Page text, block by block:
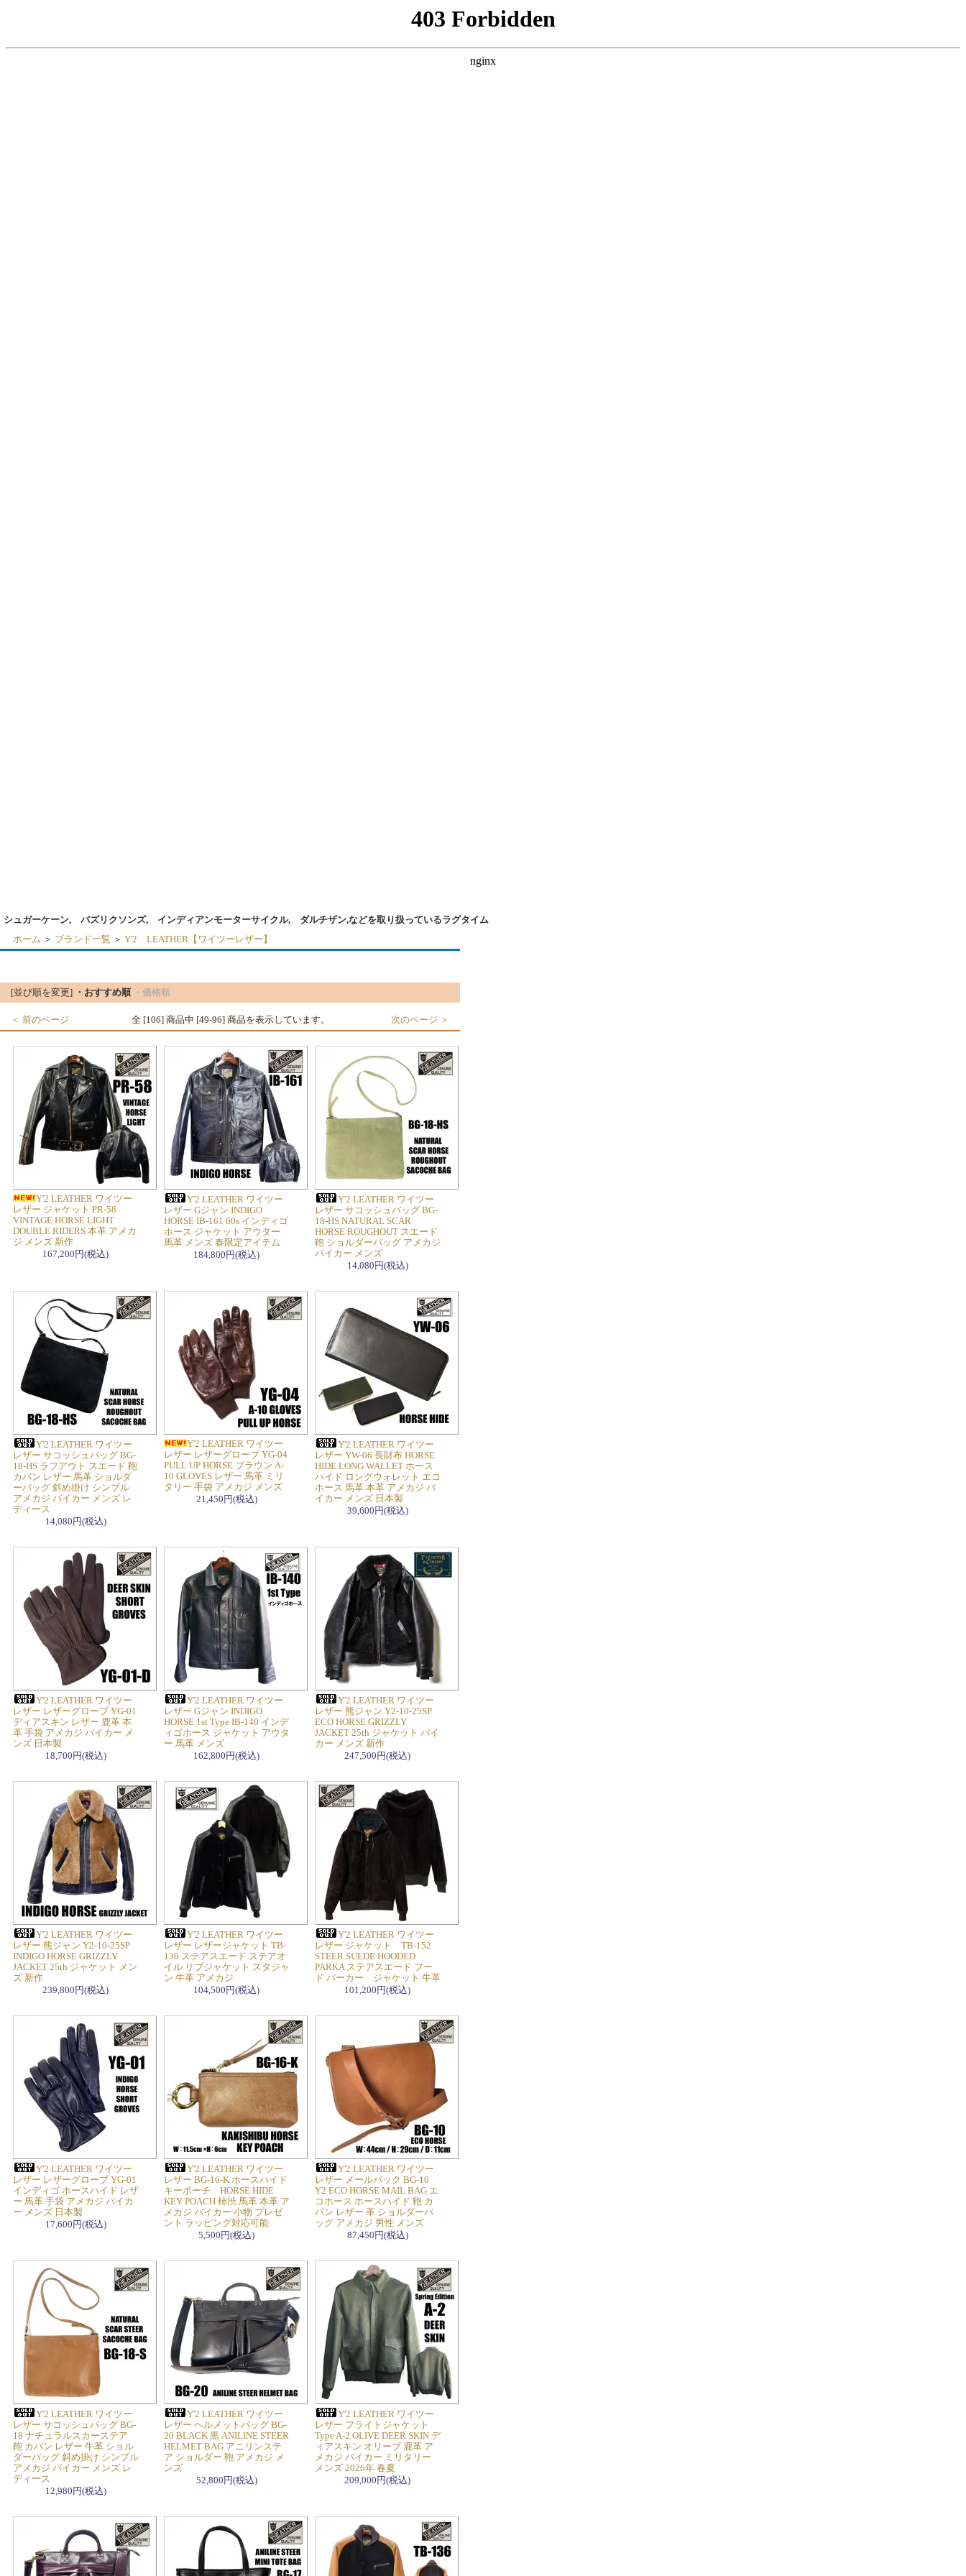
シュガーケーン, バズリクソンズ, インディアンモーターサイクル, ダルチザン,などを取り扱っているラグタイム
ホーム ＞ ブランド一覧 ＞ Y'2 LEATHER【ワイツーレザー】
[並び順を変更] ・おすすめ順 ・価格順
＜ 前のページ 全 [106] 商品中 [49-96] 商品を表示しています。 次のページ ＞
Y'2 LEATHER ワイツー
レザー ジャケット PR-58
VINTAGE HORSE LIGHT
DOUBLE RIDERS 本革 アメカ
ジ メンズ 新作
167,200円(税込)
Y'2 LEATHER ワイツー
レザー Gジャン INDIGO
HORSE IB-161 60s インディゴ
ホース ジャケット アウター
馬革 メンズ 春限定アイテム
184,800円(税込)
Y'2 LEATHER ワイツー
レザー サコッシュバッグ BG-
18-HS NATURAL SCAR
HORSE ROUGHOUT スエード
鞄 ショルダーバッグ アメカジ
バイカー メンズ
14,080円(税込)
Y'2 LEATHER ワイツー
レザー サコッシュバッグ BG-
18-HS ラフアウト スエード 鞄
カバン レザー 馬革 ショルダ
ーバッグ 斜め掛け シンプル
アメカジ バイカー メンズ レ
ディース
14,080円(税込)
Y'2 LEATHER ワイツー
レザー レザーグローブ YG-04
PULL UP HORSE ブラウン A-
10 GLOVES レザー 馬革 ミリ
タリー 手袋 アメカジ メンズ
21,450円(税込)
Y'2 LEATHER ワイツー
レザー YW-06 長財布 HORSE
HIDE LONG WALLET ホース
ハイド ロングウォレット エコ
ホース 馬革 本革 アメカジ バ
イカー メンズ 日本製
39,600円(税込)
Y'2 LEATHER ワイツー
レザー レザーグローブ YG-01
ディアスキン レザー 鹿革 本
革 手袋 アメカジ バイカー メ
ンズ 日本製
18,700円(税込)
Y'2 LEATHER ワイツー
レザー Gジャン INDIGO
HORSE 1st Type IB-140 インデ
ィゴホース ジャケット アウタ
ー 馬革 メンズ
162,800円(税込)
Y'2 LEATHER ワイツー
レザー 熊ジャン Y2-10-25SP
ECO HORSE GRIZZLY
JACKET 25th ジャケット バイ
カー メンズ 新作
247,500円(税込)
Y'2 LEATHER ワイツー
レザー 熊ジャン Y2-10-25SP
INDIGO HORSE GRIZZLY
JACKET 25th ジャケット メン
ズ 新作
239,800円(税込)
Y'2 LEATHER ワイツー
レザー レザージャケット TB-
136 ステアスエード ステアオ
イル リブジャケット スタジャ
ン 牛革 アメカジ
104,500円(税込)
Y'2 LEATHER ワイツー
レザー ジャケット TB-152
STEER SUEDE HOODED
PARKA ステアスエード フー
ド パーカー ジャケット 牛革
101,200円(税込)
Y'2 LEATHER ワイツー
レザー レザーグローブ YG-01
インディゴ ホースハイド レザ
ー 馬革 手袋 アメカジ バイカ
ー メンズ 日本製
17,600円(税込)
Y'2 LEATHER ワイツー
レザー BG-16-K ホースハイド
キーポーチ HORSE HIDE
KEY POACH 柿渋 馬革 本革 ア
メカジ バイカー 小物 プレゼ
ント ラッピング対応可能
5,500円(税込)
Y'2 LEATHER ワイツー
レザー メールバック BG-10
Y2 ECO HORSE MAIL BAG エ
コホース ホースハイド 鞄 カ
バン レザー 革 ショルダーバ
ッグ アメカジ 男性 メンズ
87,450円(税込)
Y'2 LEATHER ワイツー
レザー サコッシュバッグ BG-
18 ナチュラルスカーステア
鞄 カバン レザー 牛革 ショル
ダーバッグ 斜め掛け シンプル
アメカジ バイカー メンズ レ
ディース
12,980円(税込)
Y'2 LEATHER ワイツー
レザー ヘルメットバッグ BG-
20 BLACK 黒 ANILINE STEER
HELMET BAG アニリンステ
ア ショルダー 鞄 アメカジ メ
ンズ
52,800円(税込)
Y'2 LEATHER ワイツー
レザー フライトジャケット
Type A-2 OLIVE DEER SKIN デ
ィアスキン オリーブ 鹿革 ア
メカジ バイカー ミリタリー
メンズ 2026年 春夏
209,000円(税込)